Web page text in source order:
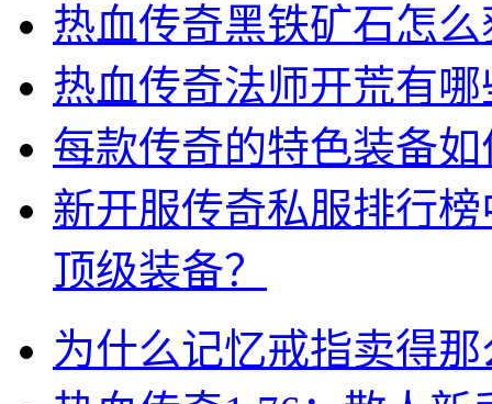
热血传奇黑铁矿石怎
热血传奇法师开荒有
每款传奇的特色装备
新开服传奇私服排行
顶级装备？
为什么记忆戒指卖得